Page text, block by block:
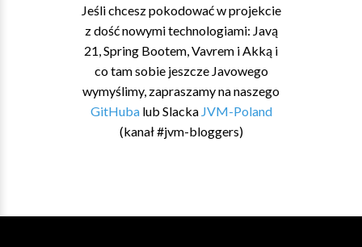
Jeśli chcesz pokodować w projekcie
z dość nowymi technologiami: Javą
21, Spring Bootem, Vavrem i Akką i
co tam sobie jeszcze Javowego
wymyślimy, zapraszamy na naszego
GitHubalub Slacka JVM-Poland
(kanał #jvm-bloggers)